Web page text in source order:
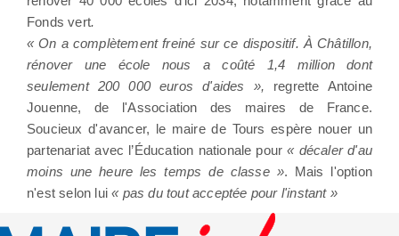
Fonds vert.
« On a complètement freiné sur ce dispositif. À Châtillon,
rénover une école nous a coûté 1,4 million dont
seulement 200 000 euros d'aides », regrette Antoine
Jouenne, de l'Association des maires de France.
Soucieux d'avancer, le maire de Tours espère nouer un
partenariat avec l’Éducation nationale pour« décaler d'au
moins une heure les temps de classe ». Mais l'option
n'est selon lui« pas du tout acceptée pour l'instant »